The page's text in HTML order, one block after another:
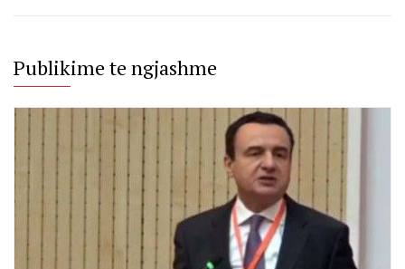
Publikime te ngjashme